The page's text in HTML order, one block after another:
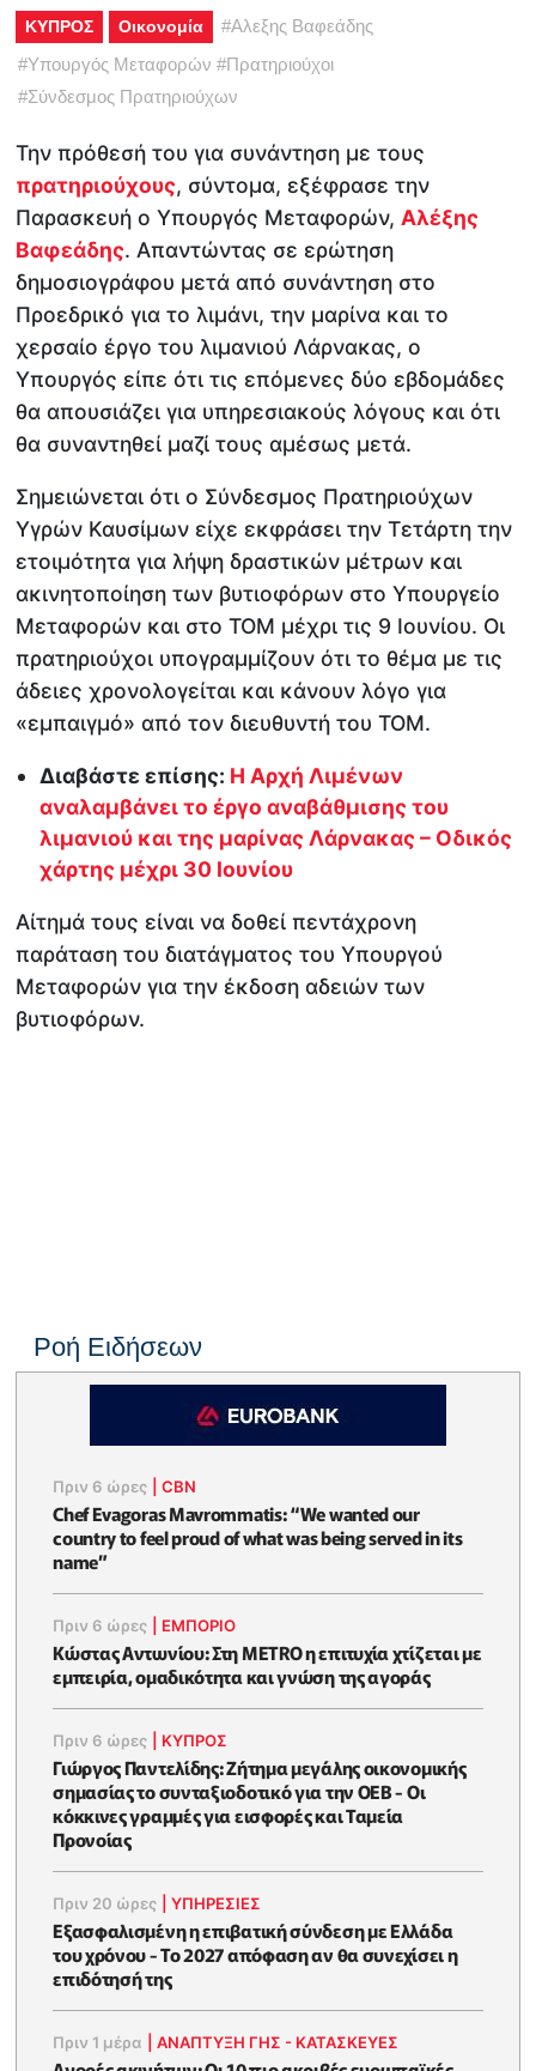
ΚΥΠΡΟΣ Οικονομία #Αλεξης Βαφεάδης
#Υπουργός Μεταφορών #Πρατηριούχοι
#Σύνδεσμος Πρατηριούχων
Την πρόθεσή του για συνάντηση με τους
πρατηριούχους, σύντομα, εξέφρασε την
Παρασκευή ο Υπουργός Μεταφορών, Αλέξης
Βαφεάδης. Απαντώντας σε ερώτηση
δημοσιογράφου μετά από συνάντηση στο
Προεδρικό για το λιμάνι, την μαρίνα και το
χερσαίο έργο του λιμανιού Λάρνακας, ο
Υπουργός είπε ότι τις επόμενες δύο εβδομάδες
θα απουσιάζει για υπηρεσιακούς λόγους και ότι
θα συναντηθεί μαζί τους αμέσως μετά.
Σημειώνεται ότι ο Σύνδεσμος Πρατηριούχων
Υγρών Καυσίμων είχε εκφράσει την Τετάρτη την
ετοιμότητα για λήψη δραστικών μέτρων και
ακινητοποίηση των βυτιοφόρων στο Υπουργείο
Μεταφορών και στο ΤΟΜ μέχρι τις 9 Ιουνίου. Οι
πρατηριούχοι υπογραμμίζουν ότι το θέμα με τις
άδειες χρονολογείται και κάνουν λόγο για
«εμπαιγμό» από τον διευθυντή του ΤΟΜ.
Διαβάστε επίσης: Η Αρχή Λιμένων
αναλαμβάνει το έργο αναβάθμισης του
λιμανιού και της μαρίνας Λάρνακας – Οδικός
χάρτης μέχρι 30 Ιουνίου
Αίτημά τους είναι να δοθεί πεντάχρονη
παράταση του διατάγματος του Υπουργού
Μεταφορών για την έκδοση αδειών των
βυτιοφόρων.
Ροή Ειδήσεων
Πριν 6 ώρες |CBN
Chef Evagoras Mavrommatis: “We wanted our
country to feel proud of what was being served in its
name”
Πριν 6 ώρες ΕΜΠΟΡΙΟ
Κώστας Αντωνίου: Στη METRO η επιτυχία χτίζεται με
εμπειρία, ομαδικότητα και γνώση της αγοράς
Πριν 6 ώρες ΚΥΠΡΟΣ
Γιώργος Παντελίδης: Ζήτημα μεγάλης οικονομικής
σημασίας το συνταξιοδοτικό για την ΟΕΒ - Οι
κόκκινες γραμμές για εισφορές και Ταμεία
Προνοίας
Πριν 20 ώρες |ΥΠΗΡΕΣΙΕΣ
Εξασφαλισμένη η επιβατική σύνδεση με Ελλάδα
του χρόνου - Το 2027 απόφαση αν θα συνεχίσει η
επιδότησή της
Πριν 1 μέρα |ΑΝΑΠΤΥΞΗ ΓΗΣ - ΚΑΤΑΣΚΕΥΕΣ